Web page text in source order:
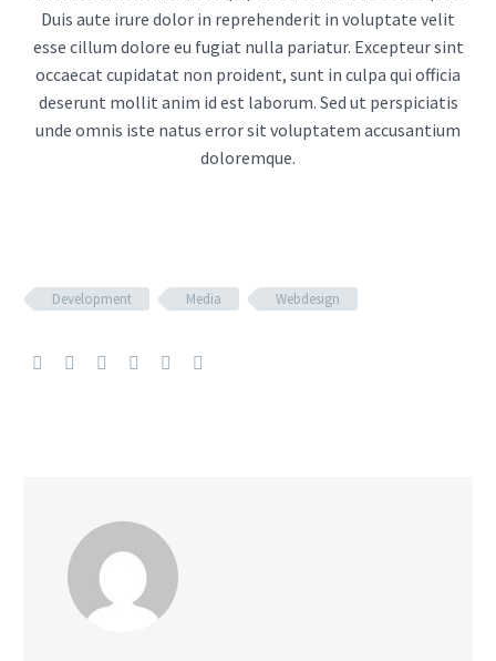
Duis aute irure dolor in reprehenderit in voluptate velit
esse cillum dolore eu fugiat nulla pariatur. Excepteur sint
occaecat cupidatat non proident, sunt in culpa qui officia
deserunt mollit anim id est laborum. Sed ut perspiciatis
unde omnis iste natus error sit voluptatem accusantium
doloremque.
Development Media Webdesign